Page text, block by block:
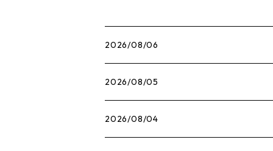
2026/08/06
2026/08/05
2026/08/04